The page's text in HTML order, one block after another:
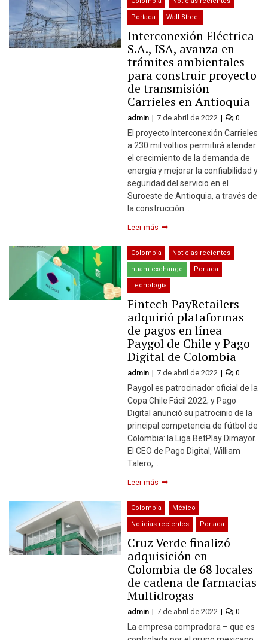
Portada Wall Street
Interconexión Eléctrica
S.A., ISA, avanza en
trámites ambientales
para construir proyecto
de transmisión
Carrieles en Antioquia
admin 7 de abril de 2022 0
El proyecto Interconexión Carrieles
a 230 mil voltios permitirá atender
el crecimiento de la demanda de
energía y mejorar la confiabilidad y
seguridad del servicio en el
Suroeste de Antioquia, a través de
la construcción…
Leer más
Colombia Noticias recientes
nuam exchange Portada
Tecnología
Fintech PayRetailers
adquirió plataformas
de pagos en línea
Paygol de Chile y Pago
Digital de Colombia
admin 7 de abril de 2022 0
Paygol es patrocinador oficial de la
Copa Chile Fácil 2022; y Pago
Digital anunció su patrocinio de la
principal competencia de fútbol de
Colombia: la Liga BetPlay Dimayor.
El CEO de Pago Digital, William
Talero,…
Leer más
Colombia México
Noticias recientes Portada
Cruz Verde finalizó
adquisición en
Colombia de 68 locales
de cadena de farmacias
Multidrogas
admin 7 de abril de 2022 0
La empresa compradora – que es